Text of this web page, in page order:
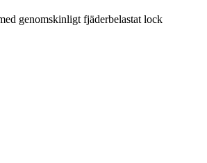
genomskinligt fjäderbelastat lock